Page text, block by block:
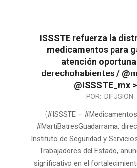
ISSSTE refuerza la
medicamentos para
atención oportuna
derechohabientes /
@ISSSTE_mx
POR: DIFUSION
(#ISSSTE –
#MartíBatresGuadarrama,
Instituto de Seguridad y
Trabajadores del Estado,
significativo en el